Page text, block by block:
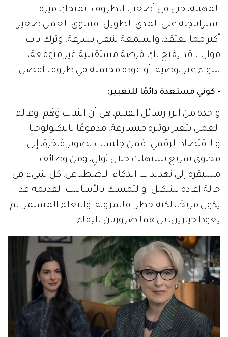
المهنية، حتى في أصعب الظروف، يمنحكِ ميزة
استراتيجية على المدى الطويل. فسوق العمل صغير
أكثر مما نعتقد، والسمعة تنتقل بسرعة، وترك باب
موارب قد يفتح لكِ فرصة مستقبلية غير متوقعة،
سواء عبر توصية، أو عودة محتملة في ظروف أفضل.
- كوني مستعدة دائمًا للتغيير:
واحدة من أبرز رسائل الفيلم، هي أن الثبات وَهْم. وعالم
العمل يتغير بوتيرة متسارعة، مدفوعًا بالتكنولوجيا
والاقتصاد الرقمي. فمن جلسات تصوير فاخرة، إلى
محتوى سريع يستهلك خلال ثوانٍ، ومن وظائف
مستقرة إلى تهديدات الذكاء الاصطناعي، كل شيء في
حالة إعادة تشكيل. والتمسك بالأساليب القديمة قد
يكون مريحًا، لكنه خطر. فالمرونة، والتعلم المستمر، لم
يعودا خيارين، بل هما ضرورتان للبقاء.